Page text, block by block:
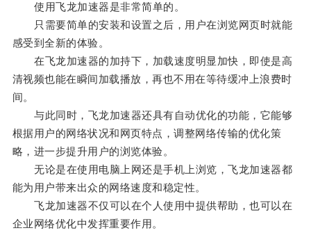
使用飞龙加速器是非常简单的。
只需要简单的安装和设置之后，用户在浏览网页时就能
感受到全新的体验。
在飞龙加速器的加持下，加载速度明显加快，即使是高
清视频也能在瞬间加载播放，再也不用在等待缓冲上浪费时
间。
与此同时，飞龙加速器还具有自动优化的功能，它能够
根据用户的网络状况和网页特点，调整网络传输的优化策
略，进一步提升用户的浏览体验。
无论是在使用电脑上网还是手机上浏览，飞龙加速器都
能为用户带来出众的网络速度和稳定性。
飞龙加速器不仅可以在个人使用中提供帮助，也可以在
企业网络优化中发挥重要作用。